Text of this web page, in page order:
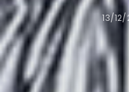
13/12/